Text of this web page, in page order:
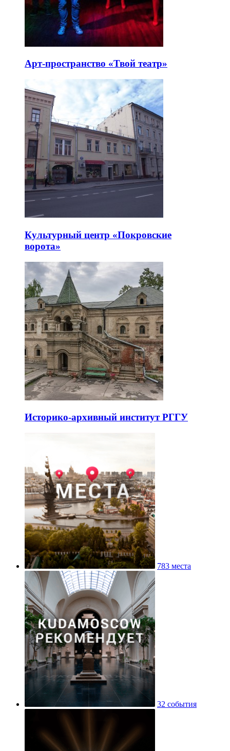
Арт-пространство «Твой театр»
Культурный центр «Покровские
ворота»
Историко-архивный институт РГГУ
783 места
32 события